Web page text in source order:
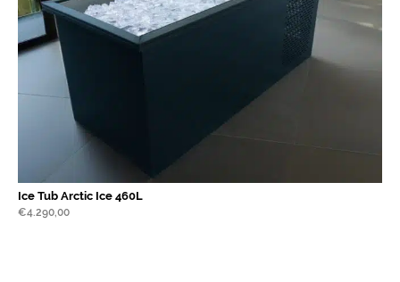
Ice Tub Arctic Ice 460L
€4.290,00